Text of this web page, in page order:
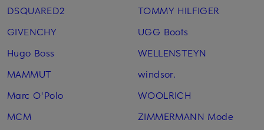
DSQUARED2
GIVENCHY
Hugo Boss
MAMMUT
Marc O'Polo
MCM
TOMMY HILFIGER
UGG Boots
WELLENSTEYN
windsor.
WOOLRICH
ZIMMERMANN Mode